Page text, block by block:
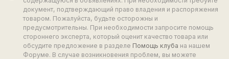
документ, подтверждающий право владения и распоряжения
товаром. Пожалуйста, будьте осторожны и
предусмотрительны. При необходимости запросите помощь
стороннего эксперта, который оценит качество товара или
обсудите предложение в разделе Помощь клуба на нашем
Форуме. В случае возникновения проблем, вы можете